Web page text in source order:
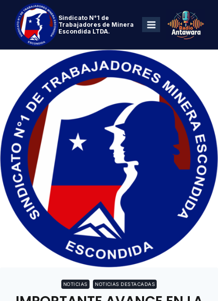
Sindicato N°1 de
Trabajadores de Minera
Escondida LTDA.
NOTICIAS NOTICIAS DESTACADAS